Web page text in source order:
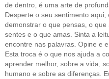
de dentro, é uma arte de
Desperte o seu sentimento aqui,
demonstrar o que pensas, o que
sentes e o que amas. Sinta a
encontre nas palavras. Opine e
Esta troca é o que nos ajuda a
aprender melhor, sobre a vida,
humano e sobre as diferenças.